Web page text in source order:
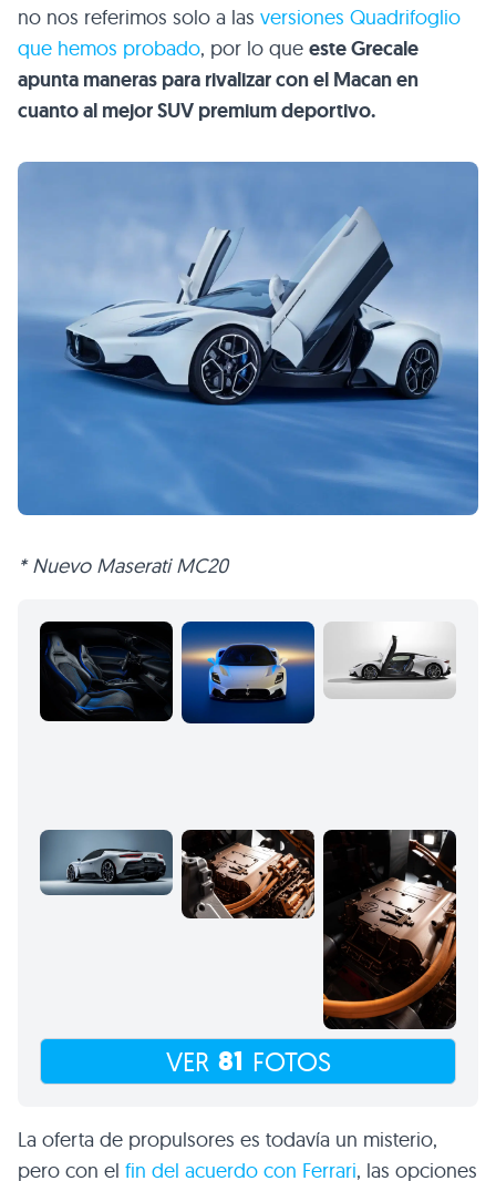
no nos referimos solo a las versiones Quadrifoglio
que hemos probado, por lo que este Grecale
apunta maneras para rivalizar con el Macan en
cuanto al mejor SUV premium deportivo.
* Nuevo Maserati MC20
VER 81 FOTOS
La oferta de propulsores es todavía un misterio,
pero con el fin del acuerdo con Ferrari, las opciones